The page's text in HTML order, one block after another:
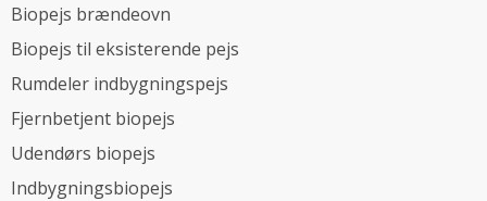
Biopejs brændeovn
Biopejs til eksisterende pejs
Rumdeler indbygningspejs
Fjernbetjent biopejs
Udendørs biopejs
Indbygningsbiopejs